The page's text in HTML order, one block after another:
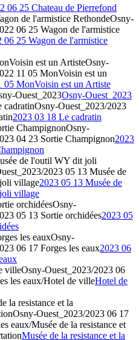
06 25 Chateau de Pierrefond
de l'armistice RethondeOsny-
06 25 Wagon de l'armistice
06 25 Wagon de l'armistice
est un ArtisteOsny-
11 05 MonVoisin est un
05 MonVoisin est un Artiste
Ouest_2023Osny-Ouest_2023
cadratinOsny-Ouest_2023/2023
2023 03 18 Le cadratin
ChampignonOsny-
04 23 Sortie Champignon2023
de l'outil WY dit joli
2023 05 13 Musée de
village2023 05 13 Musée de
village
orchidéesOsny-
05 13 Sortie orchidées2023 05
les eauxOsny-
06 17 Forges les eaux2023 06
villeOsny-Ouest_2023/2023 06
les eaux/Hotel de villeHotel de
la resistance et la
Osny-Ouest_2023/2023 06 17
eaux/Musée de la resistance et
Musée de la resistance et la